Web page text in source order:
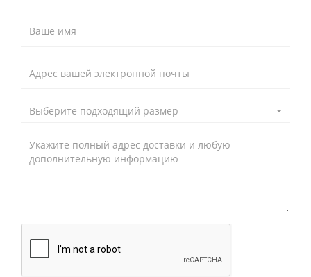
Выберите подходящий размер